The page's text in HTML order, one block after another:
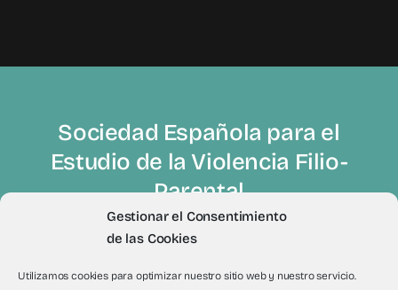
Gestionar el Consentimiento
de las Cookies
Utilizamos cookies para optimizar nuestro sitio web y nuestro servicio.
Sociedad Española para el
Estudio de la Violencia Filio-
Parental